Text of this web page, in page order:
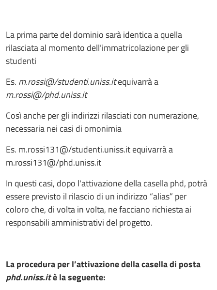
La prima parte del dominio sarà identica a quella
rilasciata al momento dell’immatricolazione per gli
studenti
Es. m.rossi@/studenti.uniss.itequivarrà a
m.rossi@/phd.uniss.it
Così anche per gli indirizzi rilasciati con numerazione,
necessaria nei casi di omonimia
Es. m.rossi131@/studenti.uniss.it equivarrà a
m.rossi131@/phd.uniss.it
In questi casi, dopo l'attivazione della casella phd, potrà
essere previsto il rilascio di un indirizzo “alias” per
coloro che, di volta in volta, ne facciano richiesta ai
responsabili amministrativi del progetto.
La proceduraper l’attivazione della casella di posta
phd.uniss.itè la seguente: